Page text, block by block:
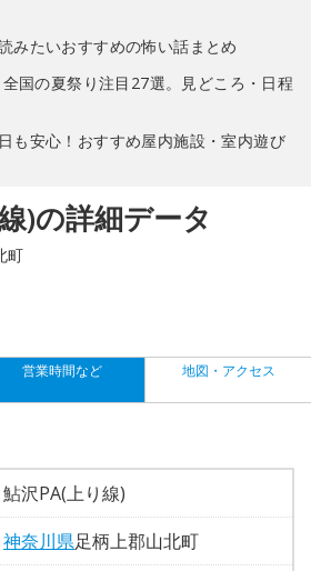
みたいおすすめの怖い話まとめ
全国の夏祭り注目27選。見どころ・日程
も安心！おすすめ屋内施設・室内遊び
)の詳細データ
町
営業時間など 地図・アクセス
鮎沢PA(上り線)
神奈川県足柄上郡山北町